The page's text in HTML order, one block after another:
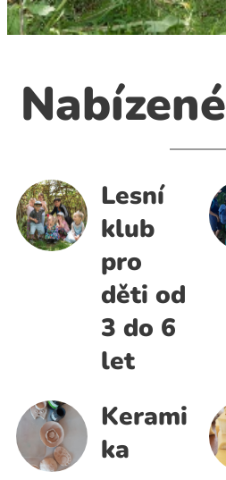
Nabízené
Lesní
klub
pro
děti od
3 do 6
let
Kerami
ka